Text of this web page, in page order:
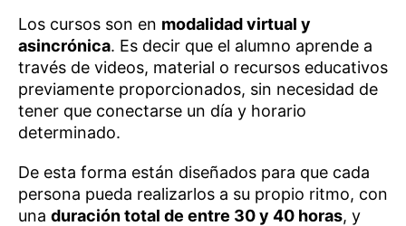
Los cursos son en modalidad virtual y
asincrónica. Es decir que el alumno aprende a
través de videos, material o recursos educativos
previamente proporcionados, sin necesidad de
tener que conectarse un día y horario
determinado.
De esta forma están diseñados para que cada
persona pueda realizarlos a su propio ritmo, con
una duración total de entre 30 y 40 horas, y